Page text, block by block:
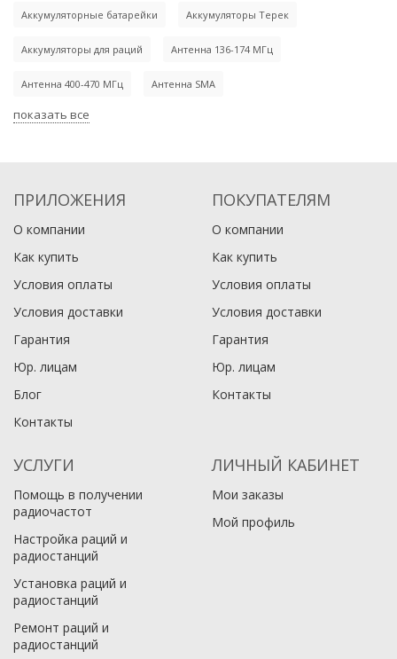
Аккумуляторные батарейки Аккумуляторы Терек
Аккумуляторы для раций Антенна 136-174 МГц
Антенна 400-470 МГц Антенна SMA
показать все
ПРИЛОЖЕНИЯ
О компании
Как купить
Условия оплаты
Условия доставки
Гарантия
Юр. лицам​
Блог
Контакты
ПОКУПАТЕЛЯМ
О компании
Как купить
Условия оплаты
Условия доставки
Гарантия
Юр. лицам​
Контакты
УСЛУГИ
Помощь в получении
радиочастот
Настройка раций и
радиостанций
Установка раций и
радиостанций
Ремонт раций и
радиостанций
ЛИЧНЫЙ КАБИНЕТ
Мои заказы
Мой профиль